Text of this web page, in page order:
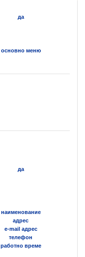
да
основно меню
да
наименование
адрес
e-mail адрес
телефон
работно време